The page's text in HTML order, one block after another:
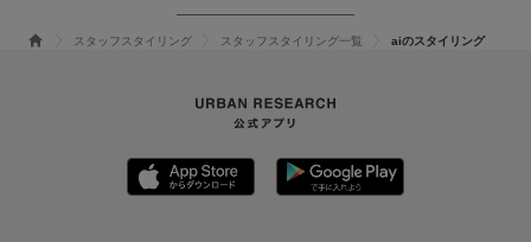
スタッフスタイリング スタッフスタイリング一覧 aiのスタイリング